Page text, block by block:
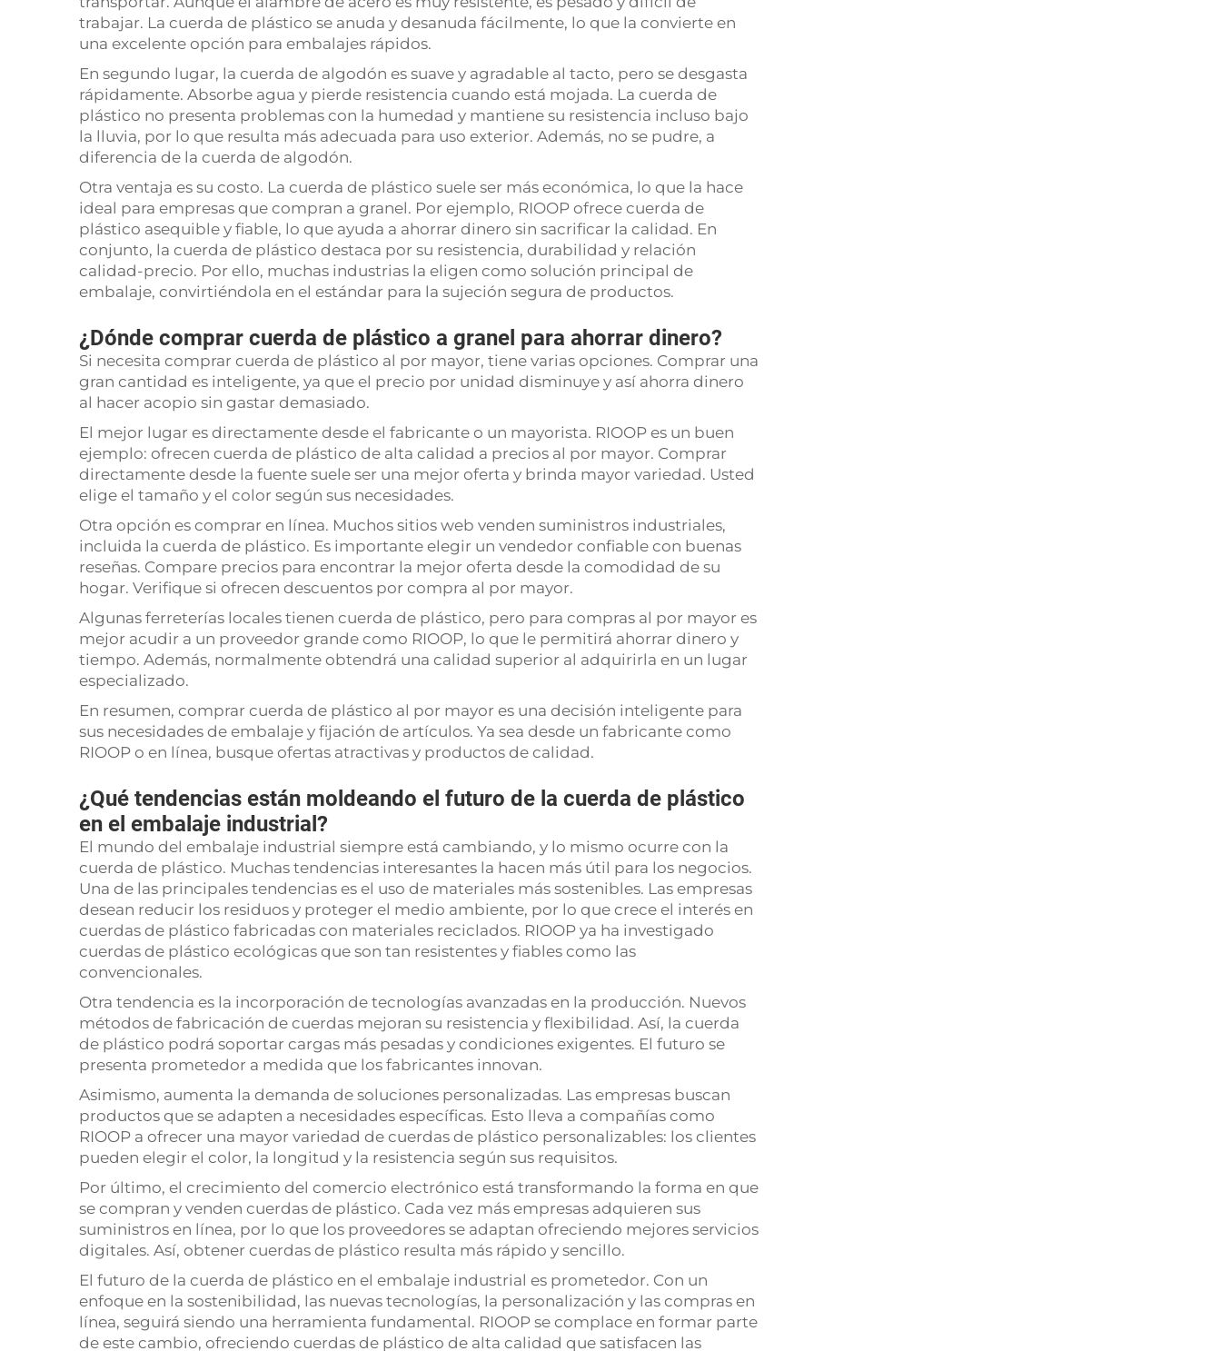
trabajar. La cuerda de plástico se anuda y desanuda fácilmente, lo que la convierte en
una excelente opción para embalajes rápidos.
En segundo lugar, la cuerda de algodón es suave y agradable al tacto, pero se desgasta
rápidamente. Absorbe agua y pierde resistencia cuando está mojada. La cuerda de
plástico no presenta problemas con la humedad y mantiene su resistencia incluso bajo
la lluvia, por lo que resulta más adecuada para uso exterior. Además, no se pudre, a
diferencia de la cuerda de algodón.
Otra ventaja es su costo. La cuerda de plástico suele ser más económica, lo que la hace
ideal para empresas que compran a granel. Por ejemplo, RIOOP ofrece cuerda de
plástico asequible y fiable, lo que ayuda a ahorrar dinero sin sacrificar la calidad. En
conjunto, la cuerda de plástico destaca por su resistencia, durabilidad y relación
calidad-precio. Por ello, muchas industrias la eligen como solución principal de
embalaje, convirtiéndola en el estándar para la sujeción segura de productos.
¿Dónde comprar cuerda de plástico a granel para ahorrar dinero?
Si necesita comprar cuerda de plástico al por mayor, tiene varias opciones. Comprar una
gran cantidad es inteligente, ya que el precio por unidad disminuye y así ahorra dinero
al hacer acopio sin gastar demasiado.
El mejor lugar es directamente desde el fabricante o un mayorista. RIOOP es un buen
ejemplo: ofrecen cuerda de plástico de alta calidad a precios al por mayor. Comprar
directamente desde la fuente suele ser una mejor oferta y brinda mayor variedad. Usted
elige el tamaño y el color según sus necesidades.
Otra opción es comprar en línea. Muchos sitios web venden suministros industriales,
incluida la cuerda de plástico. Es importante elegir un vendedor confiable con buenas
reseñas. Compare precios para encontrar la mejor oferta desde la comodidad de su
hogar. Verifique si ofrecen descuentos por compra al por mayor.
Algunas ferreterías locales tienen cuerda de plástico, pero para compras al por mayor es
mejor acudir a un proveedor grande como RIOOP, lo que le permitirá ahorrar dinero y
tiempo. Además, normalmente obtendrá una calidad superior al adquirirla en un lugar
especializado.
En resumen, comprar cuerda de plástico al por mayor es una decisión inteligente para
sus necesidades de embalaje y fijación de artículos. Ya sea desde un fabricante como
RIOOP o en línea, busque ofertas atractivas y productos de calidad.
¿Qué tendencias están moldeando el futuro de la cuerda de plástico
en el embalaje industrial?
El mundo del embalaje industrial siempre está cambiando, y lo mismo ocurre con la
cuerda de plástico. Muchas tendencias interesantes la hacen más útil para los negocios.
Una de las principales tendencias es el uso de materiales más sostenibles. Las empresas
desean reducir los residuos y proteger el medio ambiente, por lo que crece el interés en
cuerdas de plástico fabricadas con materiales reciclados. RIOOP ya ha investigado
cuerdas de plástico ecológicas que son tan resistentes y fiables como las
convencionales.
Otra tendencia es la incorporación de tecnologías avanzadas en la producción. Nuevos
métodos de fabricación de cuerdas mejoran su resistencia y flexibilidad. Así, la cuerda
de plástico podrá soportar cargas más pesadas y condiciones exigentes. El futuro se
presenta prometedor a medida que los fabricantes innovan.
Asimismo, aumenta la demanda de soluciones personalizadas. Las empresas buscan
productos que se adapten a necesidades específicas. Esto lleva a compañías como
RIOOP a ofrecer una mayor variedad de cuerdas de plástico personalizables: los clientes
pueden elegir el color, la longitud y la resistencia según sus requisitos.
Por último, el crecimiento del comercio electrónico está transformando la forma en que
se compran y venden cuerdas de plástico. Cada vez más empresas adquieren sus
suministros en línea, por lo que los proveedores se adaptan ofreciendo mejores servicios
digitales. Así, obtener cuerdas de plástico resulta más rápido y sencillo.
El futuro de la cuerda de plástico en el embalaje industrial es prometedor. Con un
enfoque en la sostenibilidad, las nuevas tecnologías, la personalización y las compras en
línea, seguirá siendo una herramienta fundamental. RIOOP se complace en formar parte
de este cambio, ofreciendo cuerdas de plástico de alta calidad que satisfacen las